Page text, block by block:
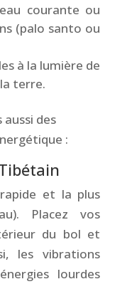
courante ou
(palo santo ou
à la lumière de
terre.
des
:
et la plus
Placez vos
du bol et
les vibrations
lourdes